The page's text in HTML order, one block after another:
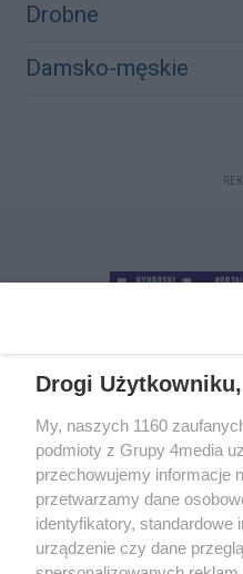
Drobne
Damsko-męskie
+48 52
O nas Reklama
Wydarzenia
Drogi Użytkowniku,
My, naszych 1160
podmioty z Grupy 4media
przechowujemy informacje
przetwarzamy dane
identyfikatory, standardowe
urządzenie czy dane